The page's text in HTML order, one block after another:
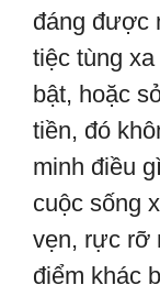
đáng được
tiệc tùng
bật, hoặc
tiền, đó
minh điều
cuộc sống
vẹn, rực rỡ
điểm khác